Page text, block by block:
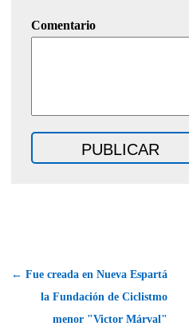
Comentario
← Fue creada en Nueva Espartá
la Fundación de Ciclistmo
menor "Victor Márval"